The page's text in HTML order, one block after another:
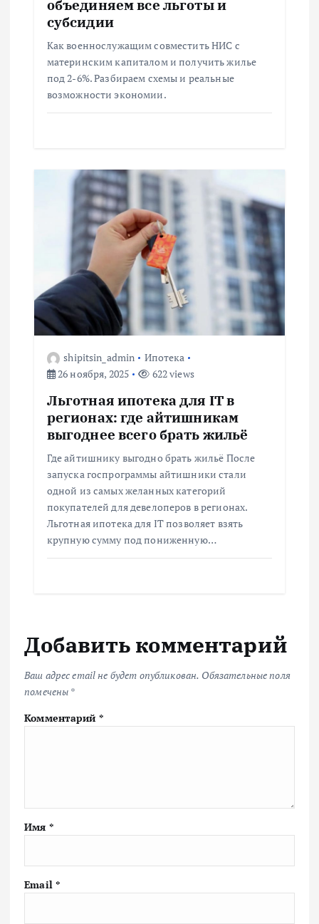
объединяем все льготы и
субсидии
Как военнослужащим совместить НИС с
материнским капиталом и получить жилье
под 2-6%. Разбираем схемы и реальные
возможности экономии.
shipitsin_admin
Ипотека
26 ноября, 2025
622 views
Льготная ипотека для IT в
регионах: где айтишникам
выгоднее всего брать жильё
Где айтишнику выгодно брать жильё После
запуска госпрограммы айтишники стали
одной из самых желанных категорий
покупателей для девелоперов в регионах.
Льготная ипотека для IT позволяет взять
крупную сумму под пониженную…
Добавить комментарий
Ваш адрес email не будет опубликован. Обязательные поля
помечены *
Комментарий *
Имя *
Email *